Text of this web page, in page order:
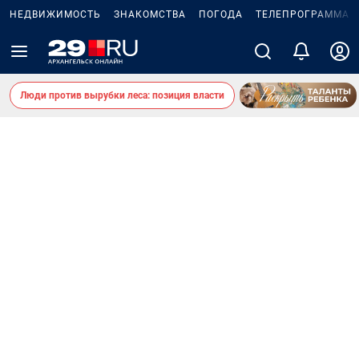
НЕДВИЖИМОСТЬ ЗНАКОМСТВА ПОГОДА ТЕЛЕПРОГРАММА
Люди против вырубки леса: позиция власти